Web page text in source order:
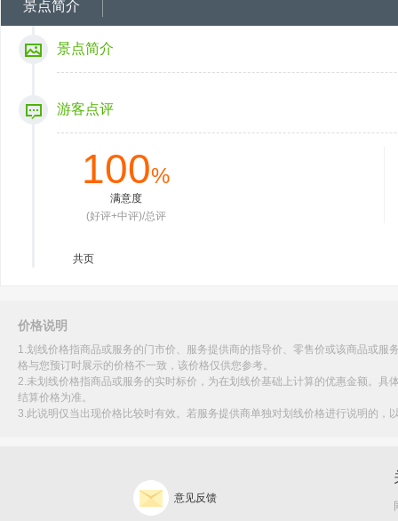
景点简介
景点简介
游客点评
100%
满意度
(好评+中评)/总评
共页
价格说明
1.划线价格指商品或服务的门市价、服务提供商的指导价、零售价或该商品或
格与您预订时展示的价格不一致，该价格仅供您参考。
2.未划线价格指商品或服务的实时标价，为在划线价基础上计算的优惠金额。
结算价格为准。
3.此说明仅当出现价格比较时有效。若服务提供商单独对划线价格进行说明的
意见反馈